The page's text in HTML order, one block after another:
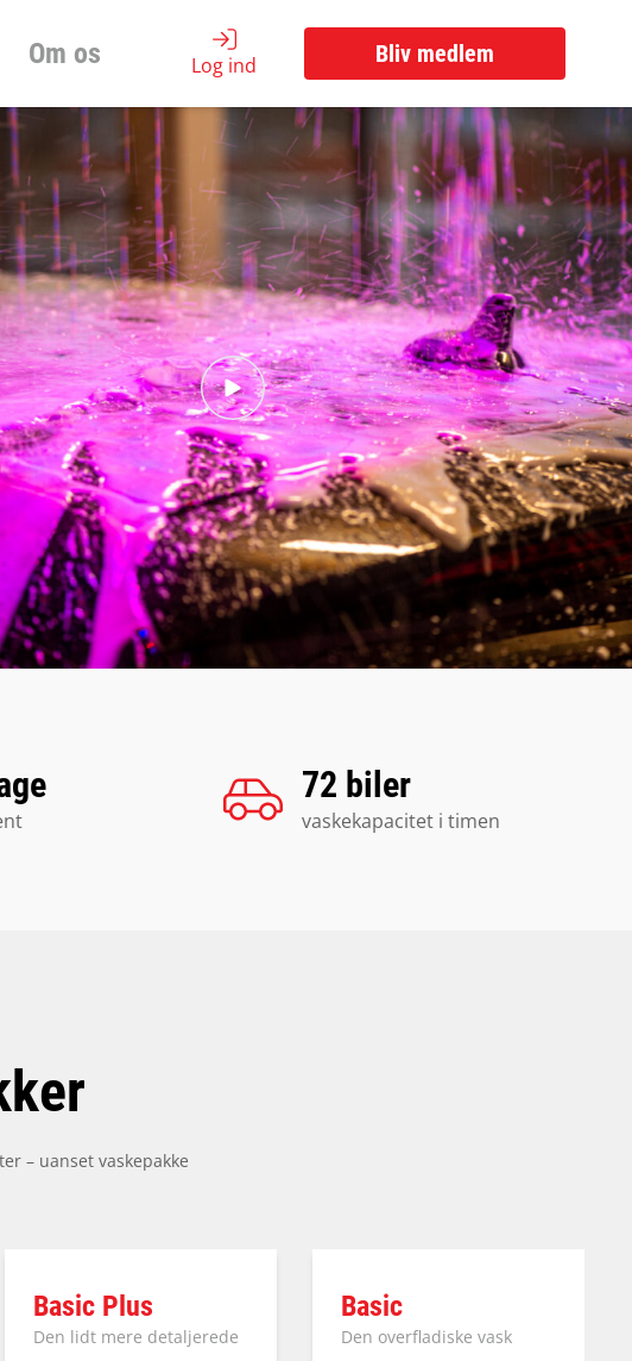
Om os Log ind Bliv medlem
72 biler
vaskekapacitet i timen
– uanset vaskepakke
Basic Plus
Den lidt mere detaljerede
Basic
Den overfladiske vask